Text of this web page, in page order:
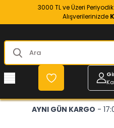
3000 TL ve Üzeri
Alışverilerinizde
AYNI GÜN KARGO -